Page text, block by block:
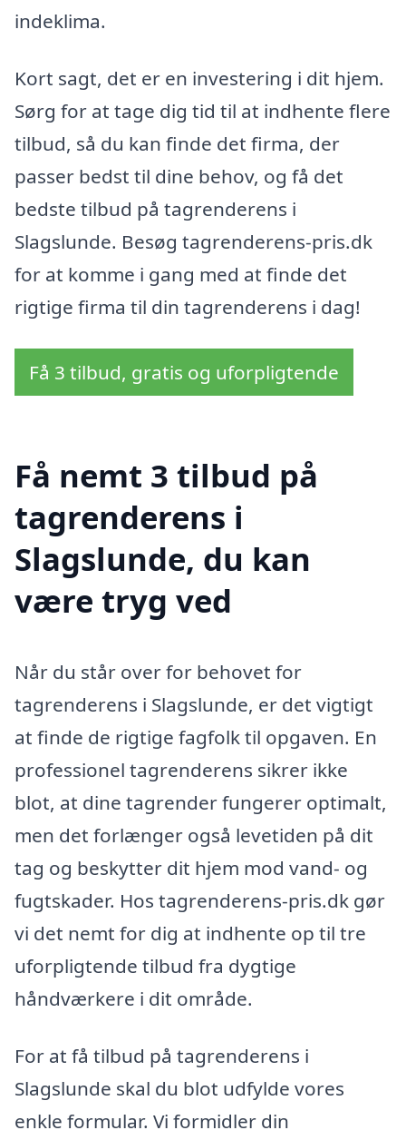
indeklima.
Kort sagt, det er en investering i dit hjem.
Sørg for at tage dig tid til at indhente flere
tilbud, så du kan finde det firma, der
passer bedst til dine behov, og få det
bedste tilbud på tagrenderens i
Slagslunde. Besøg tagrenderens-pris.dk
for at komme i gang med at finde det
rigtige firma til din tagrenderens i dag!
Få 3 tilbud, gratis og uforpligtende
Få nemt 3 tilbud på
tagrenderens i
Slagslunde, du kan
være tryg ved
Når du står over for behovet for
tagrenderens i Slagslunde, er det vigtigt
at finde de rigtige fagfolk til opgaven. En
professionel tagrenderens sikrer ikke
blot, at dine tagrender fungerer optimalt,
men det forlænger også levetiden på dit
tag og beskytter dit hjem mod vand- og
fugtskader. Hos tagrenderens-pris.dk gør
vi det nemt for dig at indhente op til tre
uforpligtende tilbud fra dygtige
håndværkere i dit område.
For at få tilbud på tagrenderens i
Slagslunde skal du blot udfylde vores
enkle formular. Vi formidler din